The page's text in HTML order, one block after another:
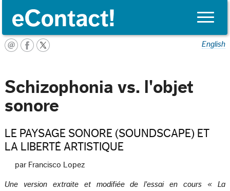
Toggle
English
Schizophonia vs. l'objet
sonore
LE PAYSAGE SONORE (SOUNDSCAPE) ET
LA LIBERTÉ ARTISTIQUE
par Francisco Lopez
Une version extraite et modifiée de l'essai en cours « La